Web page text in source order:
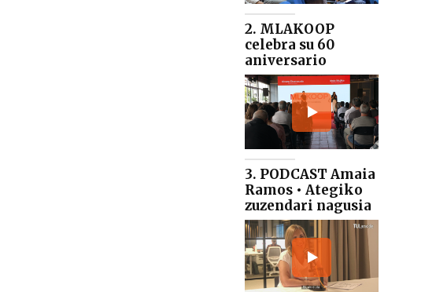
2. MLAKOOP
celebra su 60
aniversario
3. PODCAST Amaia
Ramos • Ategiko
zuzendari nagusia